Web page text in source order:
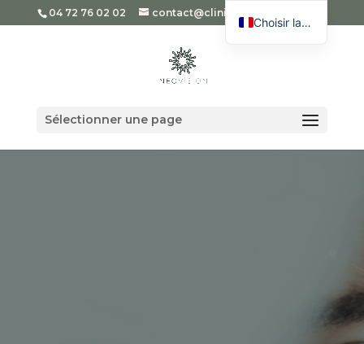
04 72 76 02 02 contact@cliniqueneovision.com
Sélectionner une page
Choisir la langue